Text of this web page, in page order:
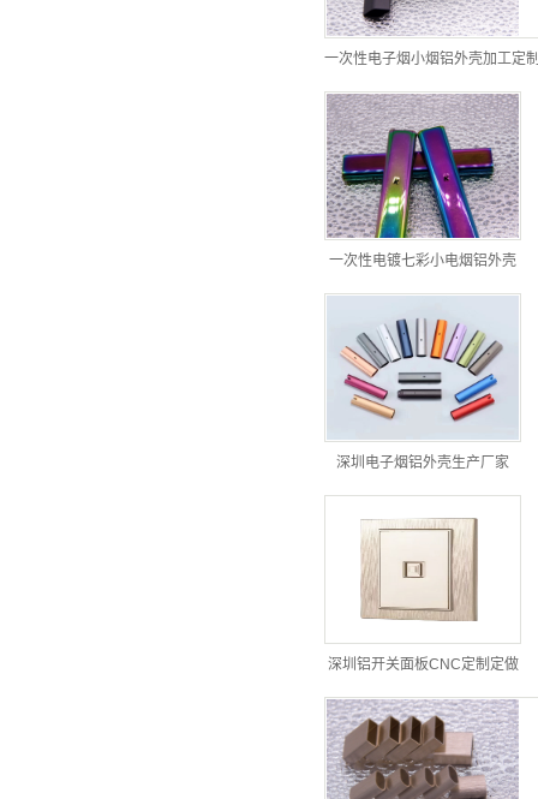
一次性电子烟小烟铝外壳加工定
一次性电镀七彩小电烟铝外壳
深圳电子烟铝外壳生产厂家
深圳铝开关面板CNC定制定做